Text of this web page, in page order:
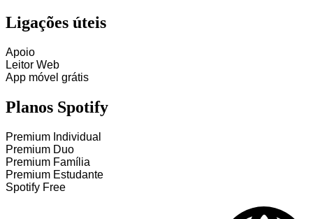
Ligações úteis
Apoio
Leitor Web
App móvel grátis
Planos Spotify
Premium Individual
Premium Duo
Premium Família
Premium Estudante
Spotify Free